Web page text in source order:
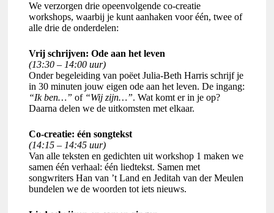
We verzorgen drie opeenvolgende co-creatie
workshops, waarbij je kunt aanhaken voor één, twee of
alle drie de onderdelen:
Vrij schrijven: Ode aan het leven
(13:30 – 14:00 uur)
Onder begeleiding van poëet Julia-Beth Harris schrijf je
in 30 minuten jouw eigen ode aan het leven. De ingang:
“Ik ben…” of “Wij zijn…”. Wat komt er in je op?
Daarna delen we de uitkomsten met elkaar.
Co-creatie: één songtekst
(14:15 – 14:45 uur)
Van alle teksten en gedichten uit workshop 1 maken we
samen één verhaal: één liedtekst. Samen met
songwriters Han van ’t Land en Jeditah van der Meulen
bundelen we de woorden tot iets nieuws.